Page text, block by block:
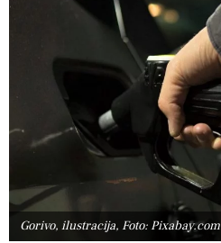
Gorivo, ilustracija, Foto: Pixabay.com